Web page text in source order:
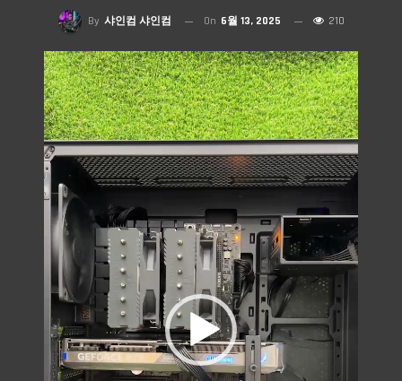
By 샤인컴 샤인컴 On 6월 13, 2025 210
비디오 플레이어